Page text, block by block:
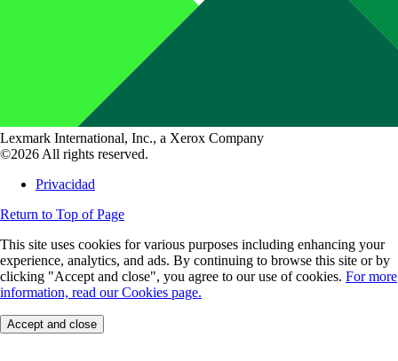
Lexmark International, Inc., a Xerox Company
©2026 All rights reserved.
Privacidad
Return to Top of Page
This site uses cookies for various purposes including enhancing your
experience, analytics, and ads. By continuing to browse this site or by
clicking "Accept and close", you agree to our use of cookies. For more
information, read our Cookies page.
Accept and close